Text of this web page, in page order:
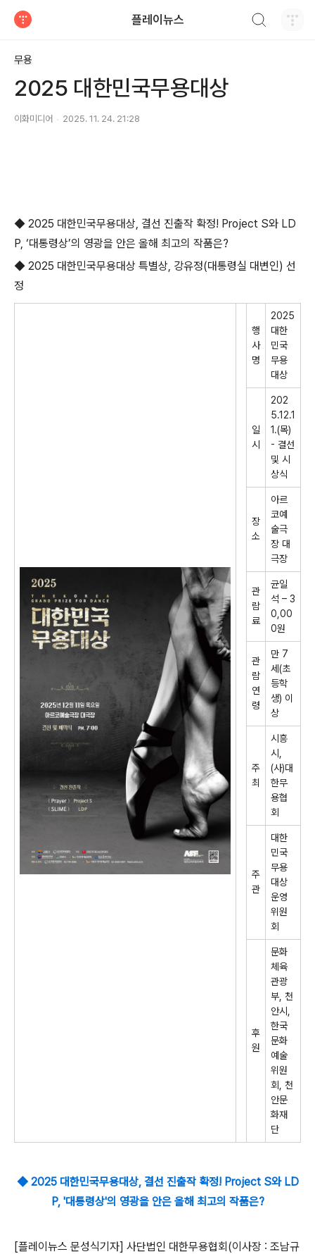
플레이뉴스
무용
2025 대한민국무용대상
이화미디어 2025. 11. 24. 21:28
◆ 2025 대한민국무용대상, 결선 진출작 확정! Project S와 LD
P, ‘대통령상’의 영광을 안은 올해 최고의 작품은?
◆ 2025 대한민국무용대상 특별상, 강유정(대통령실 대변인) 선
정
행
사
명
2025
대한
민국
무용
대상
일
시
202
5.12.1
1.(목)
- 결선
및 시
상식
장
소
아르
코예
술극
장 대
극장
관
람
료
균일
석 – 3
0,00
0원
관
람
연
령
만 7
세(초
등학
생) 이
상
주
최
시흥
시
(사)대
한무
용협
회
주
관
대한
민국
무용
대상
운영
위원
회
후
원
문화
체육
관광
부 천
안시
한국
문화
예술
위원
회
천
안문
화재
단
◆ 2025 대한민국무용대상, 결선 진출작 확정! Project S와 LD
P, '대통령상'의 영광을 안은 올해 최고의 작품은?
[플레이뉴스 문성식기자] 사단법인 대한무용협회 (이사장 : 조남규